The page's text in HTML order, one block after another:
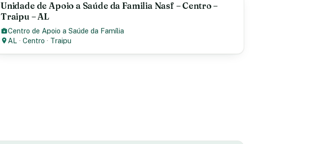
Unidade de Apoio a Saúde da Familia Nasf – Centro –
Traipu – AL
Centro de Apoio a Saúde da Família
AL ·Centro · Traipu